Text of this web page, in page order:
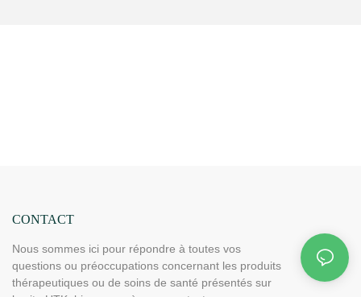
CONTACT
Nous sommes ici pour répondre à toutes vos
questions ou préoccupations concernant les produits
thérapeutiques ou de soins de santé présentés sur